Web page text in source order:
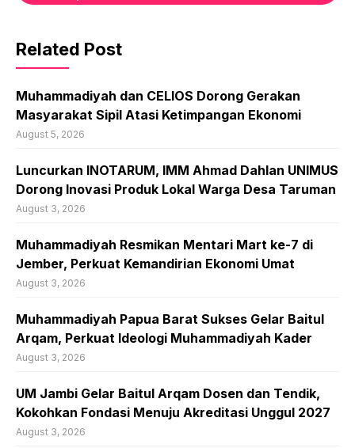
Related Post
Muhammadiyah dan CELIOS Dorong Gerakan
Masyarakat Sipil Atasi Ketimpangan Ekonomi
August 5, 2026
Luncurkan INOTARUM, IMM Ahmad Dahlan UNIMUS
Dorong Inovasi Produk Lokal Warga Desa Taruman
August 3, 2026
Muhammadiyah Resmikan Mentari Mart ke-7 di
Jember, Perkuat Kemandirian Ekonomi Umat
August 3, 2026
Muhammadiyah Papua Barat Sukses Gelar Baitul
Arqam, Perkuat Ideologi Muhammadiyah Kader
August 3, 2026
UM Jambi Gelar Baitul Arqam Dosen dan Tendik,
Kokohkan Fondasi Menuju Akreditasi Unggul 2027
August 3, 2026